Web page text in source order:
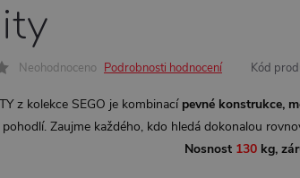
Neohodnoceno Podrobnosti hodnocení Kód
z kolekce SEGO je kombinací pevné konstrukce,
Zaujme každého, kdo hledá dokonalou
Nosnost 130 kg,